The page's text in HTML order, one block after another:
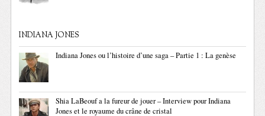
INDIANA JONES
Indiana Jones ou l’histoire d’une saga – Partie 1 : La genèse
Shia LaBeouf a la fureur de jouer – Interview pour Indiana
Jones et le royaume du crâne de cristal